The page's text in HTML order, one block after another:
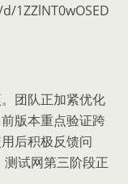
1ZZlNT0wOSED
团队正加紧优化
版本重点验证跨
后积极反馈问
试网第三阶段正